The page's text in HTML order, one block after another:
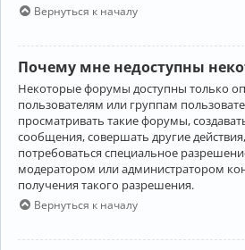
Вернуться к началу
Почему мне недоступны
Некоторые форумы доступны только
пользователям или группам
просматривать такие форумы,
сообщения, совершать другие
потребоваться специальное
модератором или администратором
получения такого разрешения.
Вернуться к началу